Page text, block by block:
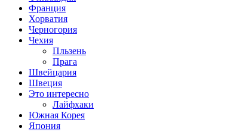
Франция
Хорватия
Черногория
Чехия
Пльзень
Прага
Швейцария
Швеция
Это интересно
Лайфхаки
Южная Корея
Япония